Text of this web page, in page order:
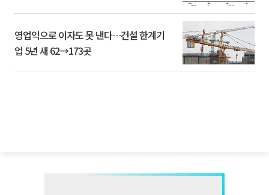
영업익으로 이자도 못 낸다…건설 한계기
업 5년 새 62→173곳